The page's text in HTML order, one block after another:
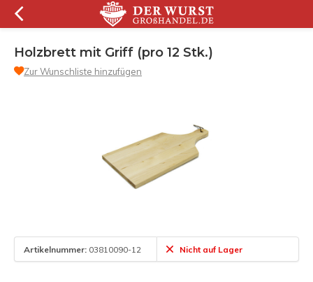
Holzbrett mit Griff (pro 12 Stk.)
Zur Wunschliste hinzufügen
Artikelnummer: 03810090-12 Nicht auf Lager